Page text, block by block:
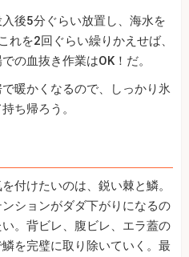
後5分ぐらい放置し、海水を
れを2回ぐらい繰りかえせば、
の血抜き作業はOK！だ。
暖かくなるので、しっかり氷
ち帰ろう。
付けたいのは、鋭い棘と鱗。
ションがダダ下がりになるの
。背ビレ、腹ビレ、エラ蓋の
を完璧に取り除いていく。最